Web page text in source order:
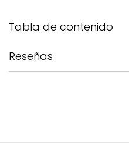
Tabla de contenido
Reseñas